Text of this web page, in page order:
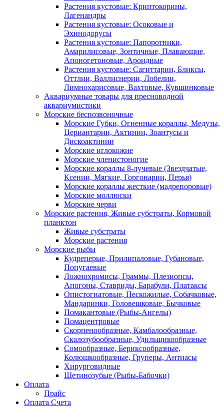
Растения кустовые: Криптокорины,
Лагенандры
Растения кустовые: Осоковые и
Эхинодорусы
Растения кустовые: Папоротники,
Амарилисовые, Зонтичные, Плавающие,
Апоногетоновые, Ароидные
Растения кустовые: Сагиттарии, Бликсы,
Оттлии, Валлиснерии, Лобелии,
Лимнохарисовые, Вахтовые, Кувшинковые
Аквариумные товары для пресноводной
аквариумистики
Морские беспозвоночные
Морские Губки, Огненные кораллы, Медузы,
Цериантарии, Актинии, Зоантусы и
Дискоактинии
Морские иглокожие
Морские членистоногие
Морские кораллы 8-лучевые (Звездчатые,
Ксении, Мягкие, Горгонарии, Перья)
Морские кораллы жесткие (мадрепоровые)
Морские моллюски
Морские черви
Морские растения, Живые субстраты, Кормовой
планктон
Живые субстраты
Морские растения
Морские рыбы
Кудреперые, Прилипаловые, Губановые,
Попугаевые
Ложнохромисы, Граммы, Плезиопсы,
Апогоны, Ставриды, Барабули, Платаксы
Опистогнатовые, Пескожилые, Собачковые,
Мандаринки, Головешковые, Бычковые
Помакантовые (Рыбы-Ангелы)
Помацентровые
Скорпенообразные, Камбалообразные,
Скалозубообразные, Удильщикообразные
Сомообразные, Бериксообразные,
Колюшкообразные, Груперы, Антиасы
Хирурговидные
Щетинозубые (Рыбы-Бабочки)
Оплата
Прайс
Оплата Счета